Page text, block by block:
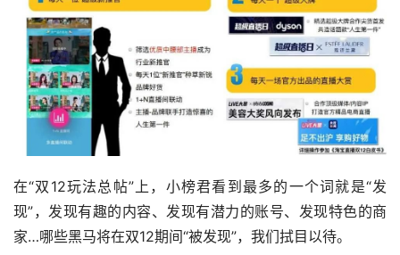
在“双12玩法总帖”上，小榜君看到最多的一个词就是“发
现”，发现有趣的内容、发现有潜力的账号、发现特色的商
家…哪些黑马将在双12期间“被发现”，我们拭目以待。